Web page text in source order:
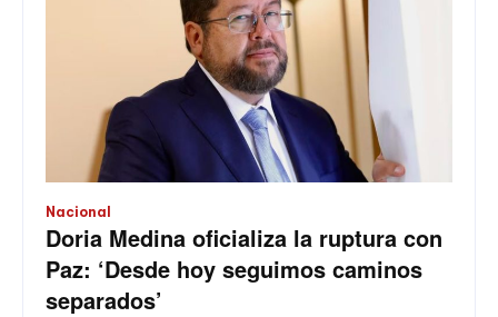
Nacional
Doria Medina oficializa la ruptura con
Paz: ‘Desde hoy seguimos caminos
separados’